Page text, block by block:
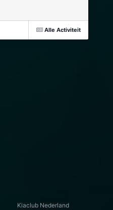
Alle Activiteit
Kiaclub Nederland